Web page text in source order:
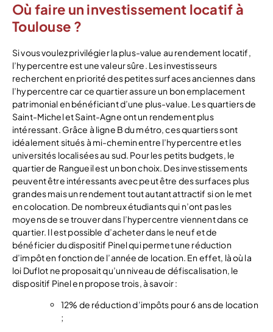
Où faire un investissement locatif à
Toulouse ?
Si vous voulez privilégier la plus-value au rendement locatif,
l’hypercentre est une valeur sûre. Les investisseurs
recherchent en priorité des petites surfaces anciennes dans
l’hypercentre car ce quartier assure un bon emplacement
patrimonial en bénéficiant d’une plus-value. Les quartiers de
Saint-Michel et Saint-Agne ont un rendement plus
intéressant. Grâce à ligne B du métro, ces quartiers sont
idéalement situés à mi-chemin entre l’hypercentre et les
universités localisées au sud. Pour les petits budgets, le
quartier de Rangueil est un bon choix. Des investissements
peuvent être intéressants avec peut être des surfaces plus
grandes mais un rendement tout autant attractif si on le met
en colocation. De nombreux étudiants qui n’ont pas les
moyens de se trouver dans l’hypercentre viennent dans ce
quartier. Il est possible d’acheter dans le neuf et de
bénéficier du dispositif Pinel qui permet une réduction
d’impôt en fonction de l’année de location. En effet, là où la
loi Duflot ne proposait qu’un niveau de défiscalisation, le
dispositif Pinel en propose trois, à savoir :
12% de réduction d’impôts pour 6 ans de location
;